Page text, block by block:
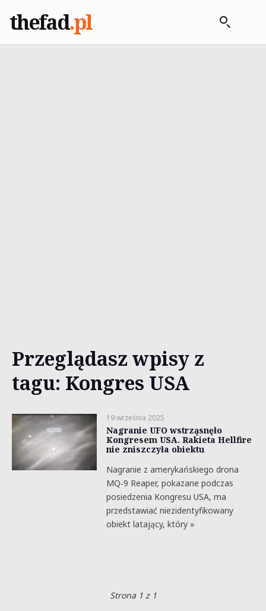
thefad.pl
Przeglądasz wpisy z
tagu: Kongres USA
19 września 2025
Nagranie UFO wstrząsnęło
Kongresem USA. Rakieta Hellfire
nie zniszczyła obiektu
Nagranie z amerykańskiego drona
MQ‑9 Reaper, pokazane podczas
posiedzenia Kongresu USA, ma
przedstawiać niezidentyfikowany
obiekt latający, który »
Strona 1 z 1